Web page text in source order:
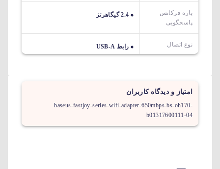
بازه فرکانس
پاسخگویی
2.4 گیگاهرتز
نوع اتصال رابط USB-A
امتیاز و دیدگاه کاربران
baseus-fastjoy-series-wifi-adapter-650mbps-bs-oh170-
b01317600111-04